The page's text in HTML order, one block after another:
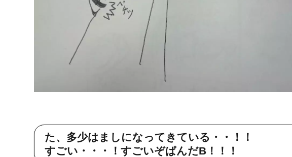
た、多少はましになってきている・・！！
すごい・・・！すごいぞぱんだB！！！